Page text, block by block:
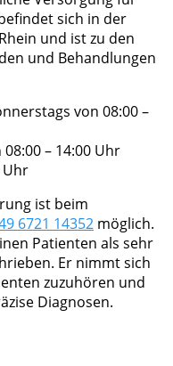
sich in der
und ist zu den
und Behandlungen
von 08:00 –
– 14:00 Uhr
Uhr
ist beim
6721 14352 möglich.
Patienten als sehr
Er nimmt sich
zuzuhören und
Diagnosen.